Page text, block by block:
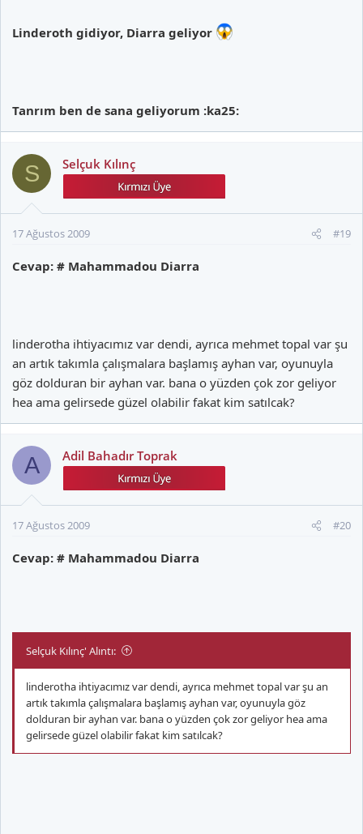
Linderoth gidiyor, Diarra geliyor
Tanrım ben de sana geliyorum :ka25:
S Selçuk Kılınç
17 Ağustos 2009 #19
Cevap: # Mahammadou Diarra
linderotha ihtiyacımız var dendi, ayrıca mehmet topal var şu
an artık takımla çalışmalara başlamış ayhan var, oyunuyla
göz dolduran bir ayhan var. bana o yüzden çok zor geliyor
hea ama gelirsede güzel olabilir fakat kim satılcak?
A Adil Bahadır Toprak
17 Ağustos 2009 #20
Cevap: # Mahammadou Diarra
Selçuk Kılınç' Alıntı:
linderotha ihtiyacımız var dendi, ayrıca mehmet topal var şu an
artık takımla çalışmalara başlamış ayhan var, oyunuyla göz
dolduran bir ayhan var. bana o yüzden çok zor geliyor hea ama
gelirsede güzel olabilir fakat kim satılcak?